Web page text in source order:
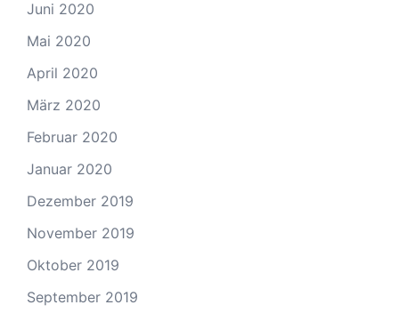
Juni 2020
Mai 2020
April 2020
März 2020
Februar 2020
Januar 2020
Dezember 2019
November 2019
Oktober 2019
September 2019